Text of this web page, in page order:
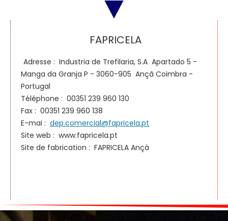
FAPRICELA
Adresse : Industria de Trefilaria, S.A Apartado 5 -
Manga da Granja P - 3060-905 Ançã Coimbra -
Portugal
Téléphone : 00351 239 960 130
Fax : 00351 239 960 138
E-mai : dep.comercial@fapricela.pt
Site web : www.fapricela.pt
Site de fabrication : FAPRICELA Ançà